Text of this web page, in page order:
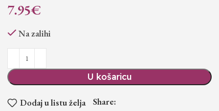
7.95€
Na zalihi
U košaricu
Dodaj u listu želja Share: